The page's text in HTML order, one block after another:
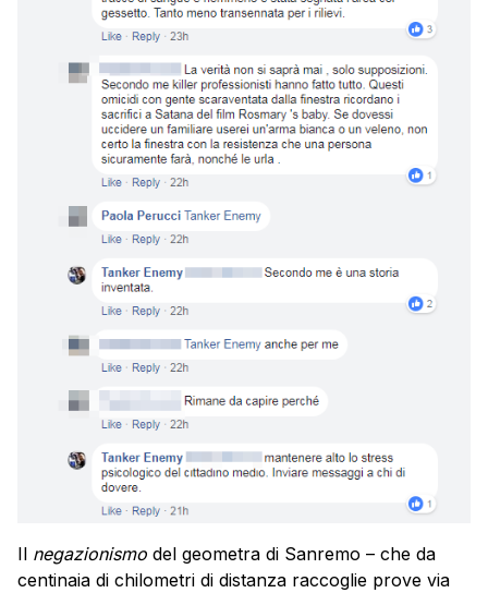
Il negazionismo del geometra di Sanremo – che da
centinaia di chilometri di distanza raccoglie prove via